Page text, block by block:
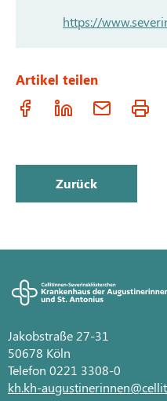
https://
Artikel teilen
Zurück
Jakobstraße 27-31
50678 Köln
Telefon 0221 3308-0
kh.kh-